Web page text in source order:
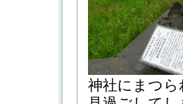
神社にまつ